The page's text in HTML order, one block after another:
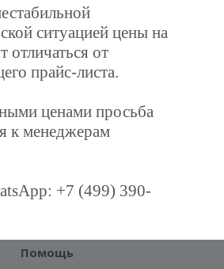
О компании
Новости
Магазины
Политика
Информация
доставки
Помощь
ситуацией цены на
отличаться от
прайс-листа.
ценами просьба
к менеджерам
+7 (499) 390-